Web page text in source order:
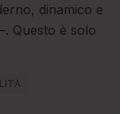
dinamico e
Questo è solo